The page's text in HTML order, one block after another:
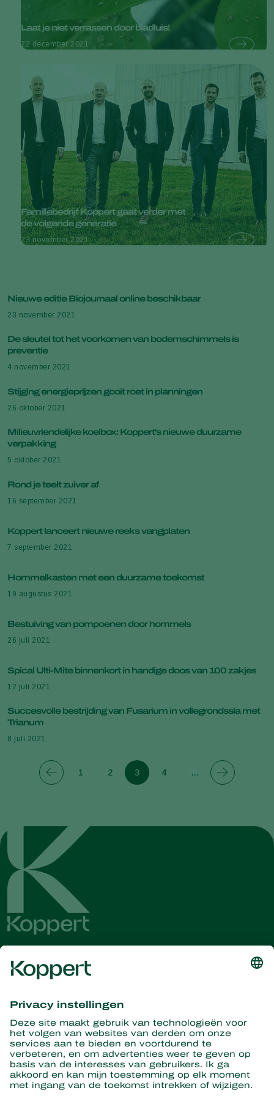
Laat je niet verrassen door bladluis!
22 december 2021
Familiebedrijf Koppert gaat verder met
de volgende generatie
23 november 2021
Nieuwe editie Biojournaal online beschikbaar
23 november 2021
De sleutel tot het voorkomen van bodemschimmels is
preventie
4 november 2021
Stijging energieprijzen gooit roet in planningen
26 oktober 2021
Milieuvriendelijke koelbox: Koppert's nieuwe duurzame
verpakking
5 oktober 2021
Rond je teelt zuiver af
16 september 2021
Koppert lanceert nieuwe reeks vangplaten
7 september 2021
Hommelkasten met een duurzame toekomst
19 augustus 2021
Bestuiving van pompoenen door hommels
26 juli 2021
Spical Ulti-Mite binnenkort in handige doos van 100 zakjes
12 juli 2021
Succesvolle bestrijding van Fusarium in vollegrondssla met
Trianum
8 juli 2021
1 2 3 4 10
Ontvang het laatste nieuws en
informatie
Hier aanmelden
Partners with Nature
Roofmijten